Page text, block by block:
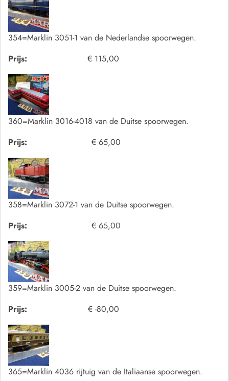
354=Marklin 3051-1 van de Nederlandse spoorwegen.
Prijs:
€ 115,00
360=Marklin 3016-4018 van de Duitse spoorwegen.
Prijs:
€ 65,00
358=Marklin 3072-1 van de Duitse spoorwegen.
Prijs:
€ 65,00
359=Marklin 3005-2 van de Duitse spoorwegen.
Prijs:
€ -80,00
365=Marklin 4036 rijtuig van de Italiaanse spoorwegen.